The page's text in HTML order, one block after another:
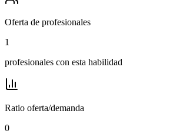
Oferta de profesionales
1
profesionales con esta habilidad
Ratio oferta/demanda
0